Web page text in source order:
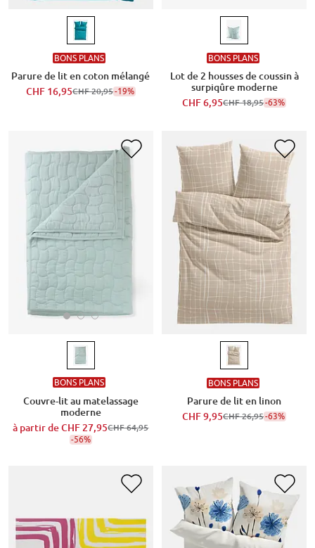
BONS PLANS
Parure de lit en coton mélangé
CHF 16,95CHF 20,95-19%
BONS PLANS
Lot de 2 housses de coussin à
surpiqûre moderne
CHF 6,95CHF 18,95-63%
BONS PLANS
Couvre-lit au matelassage
moderne
à partir deCHF 27,95CHF 64,95
-56%
BONS PLANS
Parure de lit en linon
CHF 9,95CHF 26,95-63%